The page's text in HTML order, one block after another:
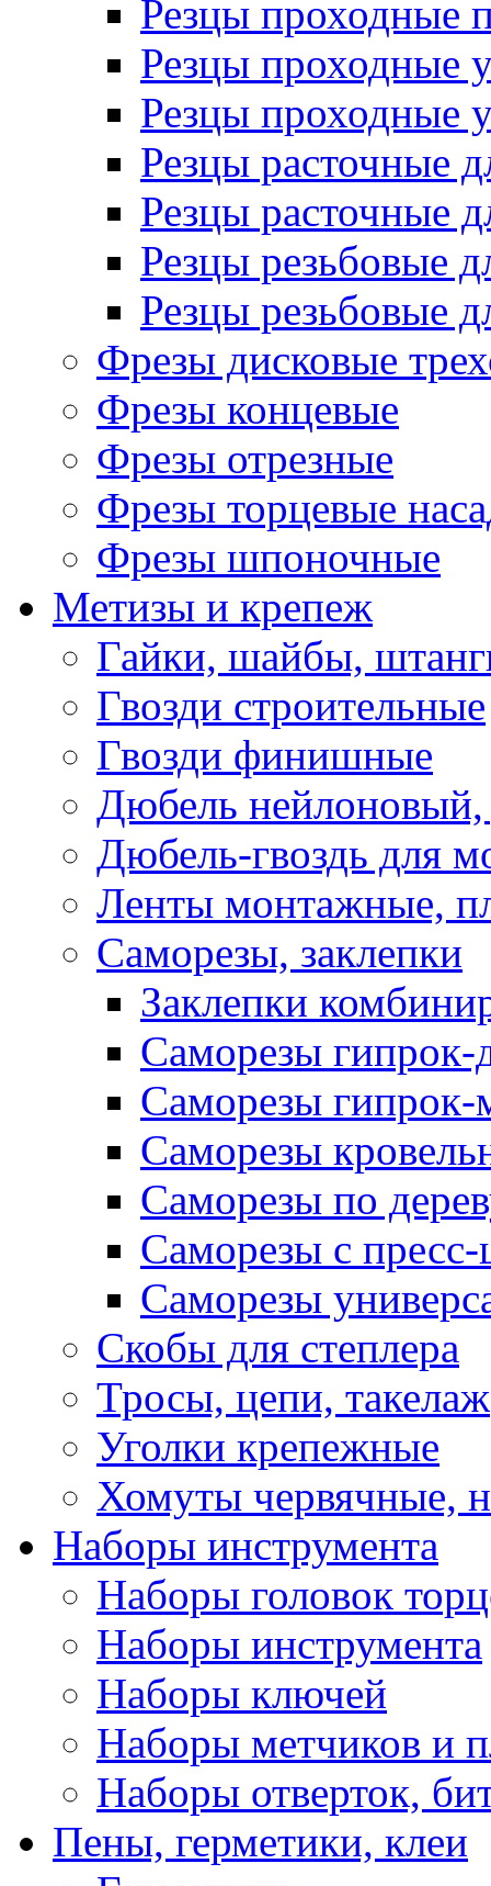
Резцы проходные
Резцы проходные
Резцы проходные
Резцы расточные
Резцы расточные
Резцы резьбовые
Резцы резьбовые
Фрезы дисковые
Фрезы концевые
Фрезы отрезные
Фрезы торцевые
Фрезы шпоночные
Метизы и крепеж
Гайки, шайбы,
Гвозди строительные
Гвозди финишные
Дюбель нейлоновый,
Дюбель-гвоздь для
Ленты монтажные,
Саморезы, заклепки
Заклепки
Саморезы гипрок-
Саморезы гипрок-
Саморезы
Саморезы по
Саморезы с
Саморезы
Скобы для степлера
Тросы, цепи, такелаж
Уголки крепежные
Хомуты червячные,
Наборы инструмента
Наборы головок
Наборы инструмента
Наборы ключей
Наборы метчиков и
Наборы отверток,
Пены, герметики, клеи